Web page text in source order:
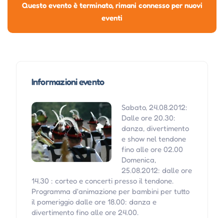
Questo evento è terminato, rimani connesso per nuovi
eventi
Informazioni evento
Sabato, 24.08.2012:
Dalle ore 20.30:
danza, divertimento
e show nel tendone
fino alle ore 02.00
Domenica,
25.08.2012: dalle ore
14.30 : corteo e concerti presso il tendone.
Programma d'animazione per bambini per tutto
il pomeriggio dalle ore 18.00: danza e
divertimento fino alle ore 24.00.